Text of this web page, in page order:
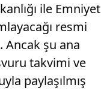
ile Emniyet
resmi
Ancak şu ana
takvimi ve
paylaşılmış